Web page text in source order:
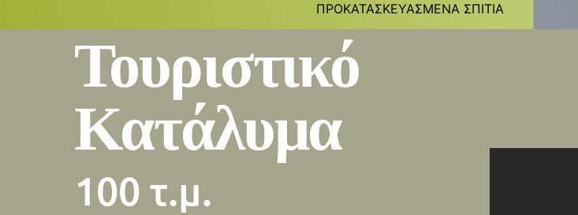
ΠΡΟΚΑΤΑΣΚΕΥΑΣΜΕΝΑ ΣΠΙΤΙΑ
Τουριστικό
Κατάλυμα
100 τ.μ.